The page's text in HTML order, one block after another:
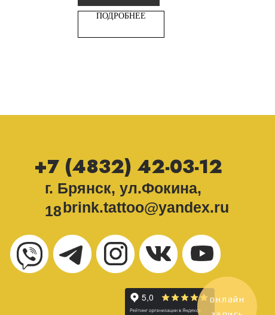
ПОДРОБНЕЕ
г. Брянск, ул.Фокина,
18brink.tattoo@yandex.ru
+7 (4832) 42-03-12
онлайн